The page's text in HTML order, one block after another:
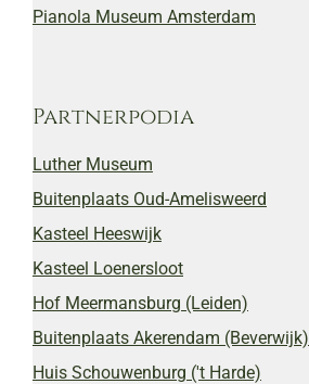
Pianola Museum Amsterdam
Partnerpodia
Luther Museum
Buitenplaats Oud-Amelisweerd
Kasteel Heeswijk
Kasteel Loenersloot
Hof Meermansburg (Leiden)
Buitenplaats Akerendam (Beverwijk)
Huis Schouwenburg ('t Harde)